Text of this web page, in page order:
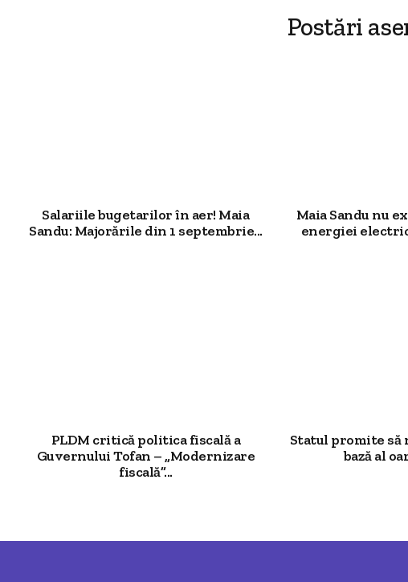
Postări
Salariile bugetarilor în aer! Maia
Sandu: Majorările din 1 septembrie...
Maia Sandu nu
energiei
PLDM critică politica fiscală a
Guvernului Tofan – „Modernizare
fiscală”...
Statul promite să
bază al